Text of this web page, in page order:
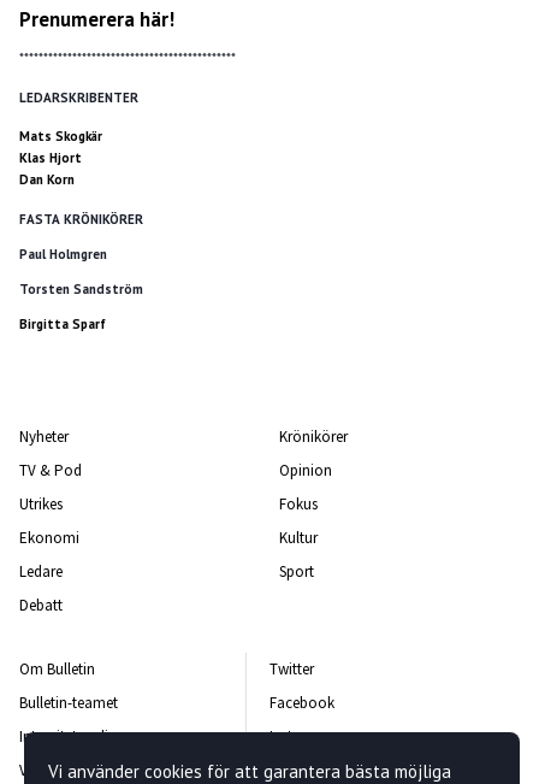
Prenumerera här!
*********************************************
LEDARSKRIBENTER
Mats Skogkär
Klas Hjort
Dan Korn
FASTA KRÖNIKÖRER
Paul Holmgren
Torsten Sandström
Birgitta Sparf
Nyheter
TV & Pod
Utrikes
Ekonomi
Ledare
Debatt
Krönikörer
Opinion
Fokus
Kultur
Sport
Om Bulletin
Bulletin-teamet
Integritetspolicy
Vanliga frågor och svar
Twitter
Facebook
Instagram
Kontakta oss
Vi använder cookies för att garantera bästa möjliga